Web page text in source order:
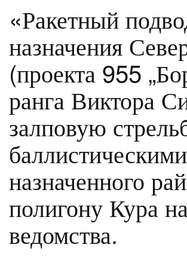
«Ракетный
назначения
(проекта 955
ранга Виктора
залповую
назначенного
полигону Кура
ведомства.